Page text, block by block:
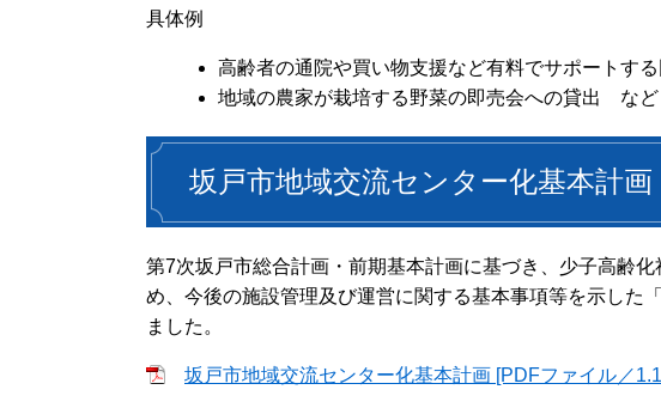
具体例
高齢者の通院や買い物支援など有料でサポートす
地域の農家が栽培する野菜の即売会への貸出 など
坂戸市地域交流センター化基本計画
第7次坂戸市総合計画・前期基本計画に基づき、少子高齢
め、今後の施設管理及び運営に関する基本事項等を示した
ました。
坂戸市地域交流センター化基本計画 [PDFファイル／